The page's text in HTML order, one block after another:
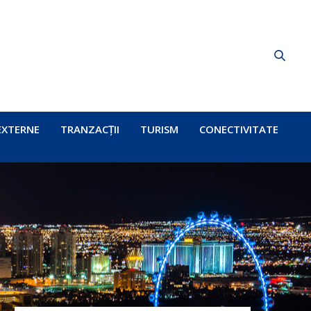
TRANZACȚII TURISM CONECTIVITATE